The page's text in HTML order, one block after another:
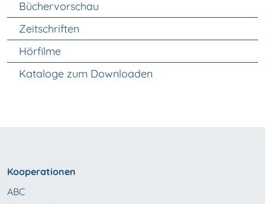
Büchervorschau
Zeitschriften
Hörfilme
Kataloge zum Downloaden
Kooperationen
ABC